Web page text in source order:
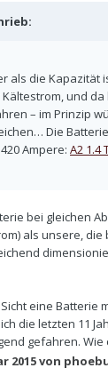
als die Kapazität
und
– im Prinzip
Die
Ampere: A2 1.4
bei gleichen
als unsere, die
eine Batterie
die letzten 11
gefahren.
2015von